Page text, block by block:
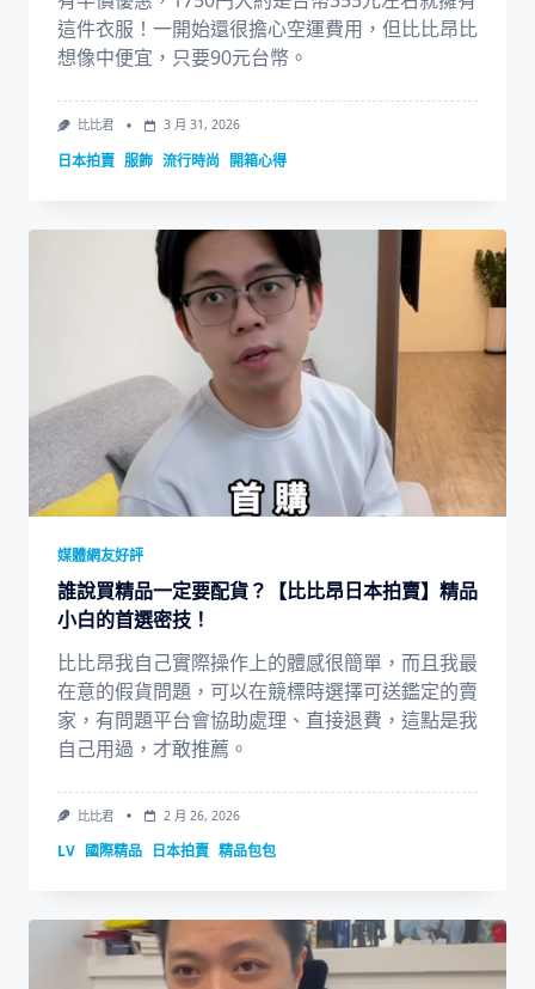
這件衣服！一開始還很擔心空運費用，但比比昂比
想像中便宜，只要90元台幣。
比比君 3 月 31, 2026
日本拍賣 服飾 流行時尚 開箱心得
媒體網友好評
誰說買精品一定要配貨？【比比昂日本拍賣】精品
小白的首選密技！
比比昂我自己實際操作上的體感很簡單，而且我最
在意的假貨問題，可以在競標時選擇可送鑑定的賣
家，有問題平台會協助處理、直接退費，這點是我
自己用過，才敢推薦。
比比君 2 月 26, 2026
LV 國際精品 日本拍賣 精品包包